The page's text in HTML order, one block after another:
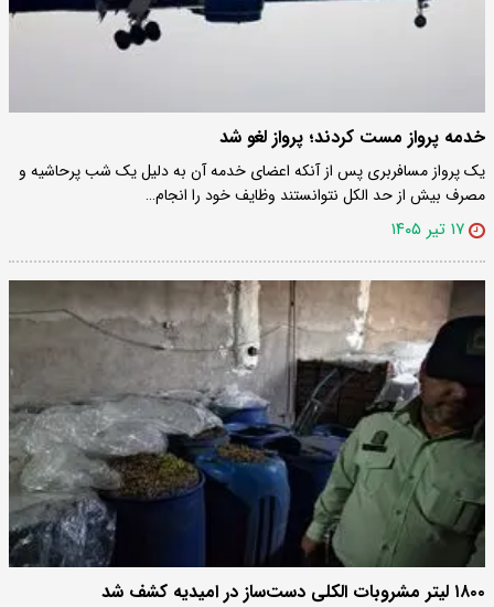
خدمه پرواز مست کردند؛ پرواز لغو شد
یک پرواز مسافربری پس از آنکه اعضای خدمه آن به دلیل یک شب پرحاشیه و
مصرف بیش از حد الکل نتوانستند وظایف خود را انجام…
۱۷ تیر ۱۴۰۵
۱۸۰۰ لیتر مشروبات الکلی دست‌ساز در امیدیه کشف شد